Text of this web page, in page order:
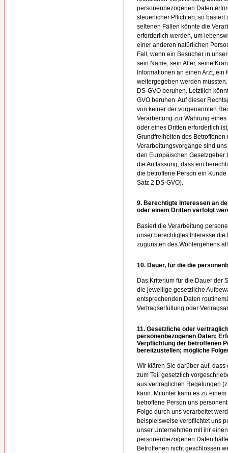
personenbezogenen Daten
steuerlicher Pflichten, so basiert
seltenen Fällen könnte die
erforderlich werden, um
einer anderen natürlichen
Fall, wenn ein Besucher in
sein Name, sein Alter, seine
Informationen an einen Arzt,
weitergegeben werden
DS-GVO beruhen. Letztlich
GVO beruhen. Auf dieser
von keiner der vorgenannten
Verarbeitung zur Wahrung
oder eines Dritten erforderlich
Grundfreiheiten des
Verarbeitungsvorgänge sind
den Europäischen Gesetzgeber
die Auffassung, dass ein
die betroffene Person ein
Satz 2 DS-GVO).
9. Berechtigte Interessen an
oder einem Dritten verfolgt
Basiert die Verarbeitung
unser berechtigtes Interesse
zugunsten des Wohlergehens
10. Dauer, für die die
Das Kriterium für die Dauer der
die jeweilige gesetzliche
entsprechenden Daten
Vertragserfüllung oder
11. Gesetzliche oder
personenbezogenen Daten;
Verpflichtung der betroffenen
bereitzustellen; mögliche
Wir klären Sie darüber auf,
zum Teil gesetzlich
aus vertraglichen Regelungen
kann. Mitunter kann es zu
betroffene Person uns
Folge durch uns verarbeitet
beispielsweise verpflichtet uns
unser Unternehmen mit ihr
personenbezogenen Daten
Betroffenen nicht geschlossen